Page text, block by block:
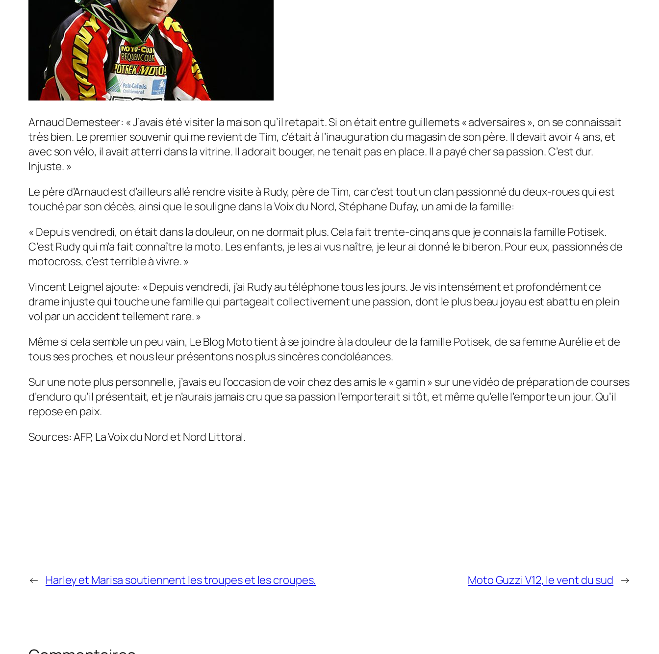
Arnaud Demesteer: « J’avais été visiter la maison qu’il retapait. Si on était entre guillemets « adversaires », on se connaissait
très bien. Le premier souvenir qui me revient de Tim, c’était à l’inauguration du magasin de son père. Il devait avoir 4 ans, et
avec son vélo, il avait atterri dans la vitrine. Il adorait bouger, ne tenait pas en place. Il a payé cher sa passion. C’est dur.
Injuste. »
Le père d’Arnaud est d’ailleurs allé rendre visite à Rudy, père de Tim, car c’est tout un clan passionné du deux-roues qui est
touché par son décès, ainsi que le souligne dans la Voix du Nord, Stéphane Dufay, un ami de la famille:
« Depuis vendredi, on était dans la douleur, on ne dormait plus. Cela fait trente-cinq ans que je connais la famille Potisek.
C’est Rudy qui m’a fait connaître la moto. Les enfants, je les ai vus naître, je leur ai donné le biberon. Pour eux, passionnés de
motocross, c’est terrible à vivre. »
Vincent Leignel ajoute: « Depuis vendredi, j’ai Rudy au téléphone tous les jours. Je vis intensément et profondément ce
drame injuste qui touche une famille qui partageait collectivement une passion, dont le plus beau joyau est abattu en plein
vol par un accident tellement rare. »
Même si cela semble un peu vain, Le Blog Moto tient à se joindre à la douleur de la famille Potisek, de sa femme Aurélie et de
tous ses proches, et nous leur présentons nos plus sincères condoléances.
Sur une note plus personnelle, j’avais eu l’occasion de voir chez des amis le « gamin » sur une vidéo de préparation de courses
d’enduro qu’il présentait, et je n’aurais jamais cru que sa passion l’emporterait si tôt, et même qu’elle l’emporte un jour. Qu’il
repose en paix.
Sources: AFP, La Voix du Nord et Nord Littoral.
← Harley et Marisa soutiennent les troupes et les croupes. Moto Guzzi V12, le vent du sud →